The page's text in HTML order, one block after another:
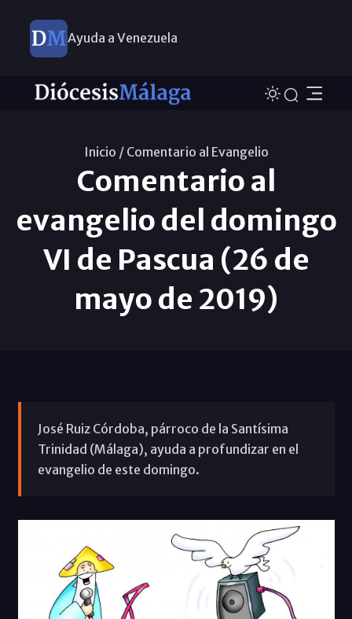
Ayuda a Venezuela
Inicio / Comentario al Evangelio
Comentario al
evangelio del domingo
VI de Pascua (26 de
mayo de 2019)
José Ruiz Córdoba, párroco de la Santísima
Trinidad (Málaga), ayuda a profundizar en el
evangelio de este domingo.